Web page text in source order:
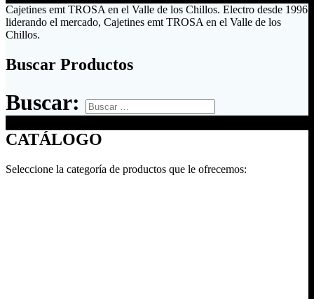
Cajetines emt TROSA en el Valle de los Chillos. Electro desde 1996
liderando el mercado, Cajetines emt TROSA en el Valle de los
Chillos.
Buscar Productos
Buscar:
CATÁLOGO
Seleccione la categoría de productos que le ofrecemos: